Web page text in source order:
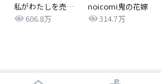
私がわたしを売る理由
606.8万
noicomi鬼の花嫁
314.7万